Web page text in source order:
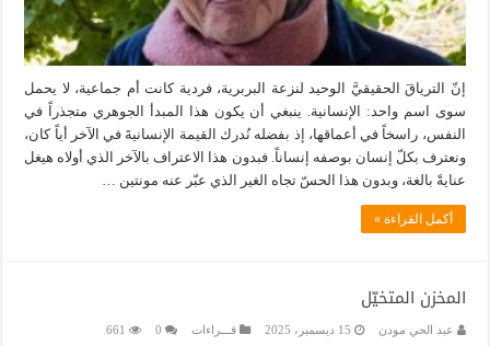
إنّ الترياقَ الحقيقيَّ الوحيد لنزعة البربرية، فردية كانت أم جماعية، لا يحمل
سوى اسم واحد: الإنسانية. ينبغي أن يكون هذا المبدأ الجوهري متجذراً في
النفس، راسخاً في أعماقها، إذ بفضله نُدرك القيمة الإنسانيةَ في الآخر أياً كان،
ونعترف بكلّ إنسان بوصفه إنساناً. فبدون هذا الاعتراف بالآخر الذي أولاه هيغل
عنايةً بالغة، وبدون هذا الحسّ تجاه الغير الذي عبّر عنه مونتين …
أكمل القراءة »
المخزن المتخيّل
عبد الحي مودن 15 ديسمبر، 2025 قـــراءات 0
661